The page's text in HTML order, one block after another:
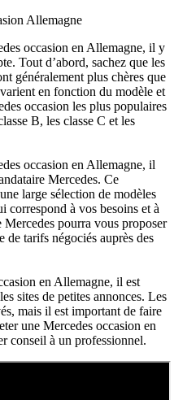
occasion en Allemagne, il y
Tout d’abord, sachez que les
généralement plus chères que
en fonction du modèle et
occasion les plus populaires
B, les classe C et les
occasion en Allemagne, il
Mercedes. Ce
large sélection de modèles
correspond à vos besoins et à
pourra vous proposer
de tarifs négociés auprès des
en Allemagne, il est
sites de petites annonces. Les
mais il est important de faire
une Mercedes occasion en
conseil à un professionnel.